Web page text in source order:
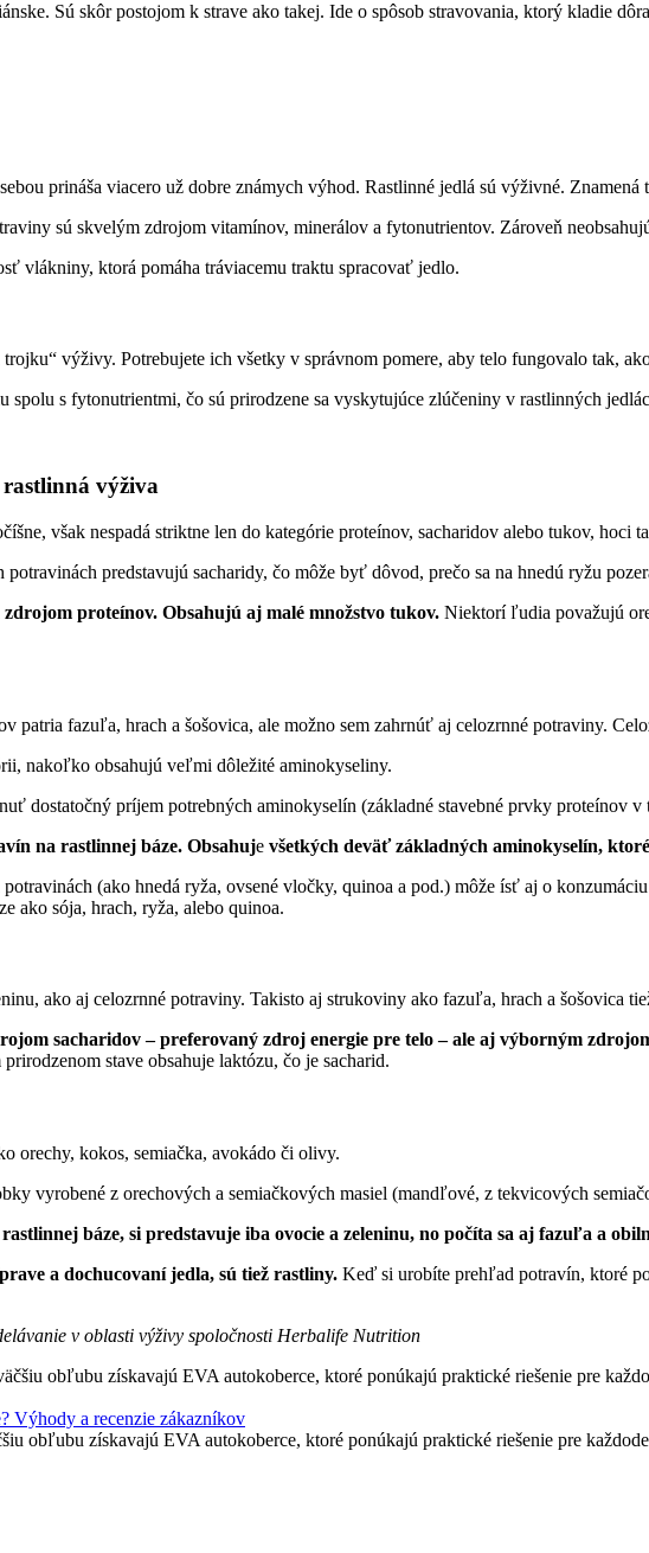
Sú skôr postojom k strave ako takej. Ide o spôsob stravovania, ktorý kladie
prináša viacero už dobre známych výhod. Rastlinné jedlá sú výživné.
sú skvelým zdrojom vitamínov, minerálov a fytonutrientov. Zároveň
vlákniny, ktorá pomáha tráviacemu traktu spracovať jedlo.
výživy. Potrebujete ich všetky v správnom pomere, aby telo fungovalo tak,
spolu s fytonutrientmi, čo sú prirodzene sa vyskytujúce zlúčeniny v rastlinných
výživa
však nespadá striktne len do kategórie proteínov, sacharidov alebo tukov, hoci
predstavujú sacharidy, čo môže byť dôvod, prečo sa na hnedú ryžu
zdrojom proteínov. Obsahujú aj malé množstvo tukov. Niektorí ľudia považujú
patria fazuľa, hrach a šošovica, ale možno sem zahrnúť aj celozrnné potraviny.
nakoľko obsahujú veľmi dôležité aminokyseliny.
dostatočný príjem potrebných aminokyselín (základné stavebné prvky proteínov
na rastlinnej báze. Obsahuje všetkých deväť základných aminokyselín,
(ako hnedá ryža, ovsené vločky, quinoa a pod.) môže ísť aj o
ako sója, hrach, ryža, alebo quinoa.
ako aj celozrnné potraviny. Takisto aj strukoviny ako fazuľa, hrach a šošovica
sacharidov – preferovaný zdroj energie pre telo – ale aj výborným
stave obsahuje laktózu, čo je sacharid.
orechy, kokos, semiačka, avokádo či olivy.
vyrobené z orechových a semiačkových masiel (mandľové, z tekvicových
báze, si predstavuje iba ovocie a zeleninu, no počíta sa aj fazuľa a
a dochucovaní jedla, sú tiež rastliny. Keď si urobíte prehľad potravín, ktoré
v oblasti výživy spoločnosti Herbalife Nutrition
Výhody a recenzie zákazníkov
obľubu získavajú EVA autokoberce, ktoré ponúkajú praktické riešenie pre